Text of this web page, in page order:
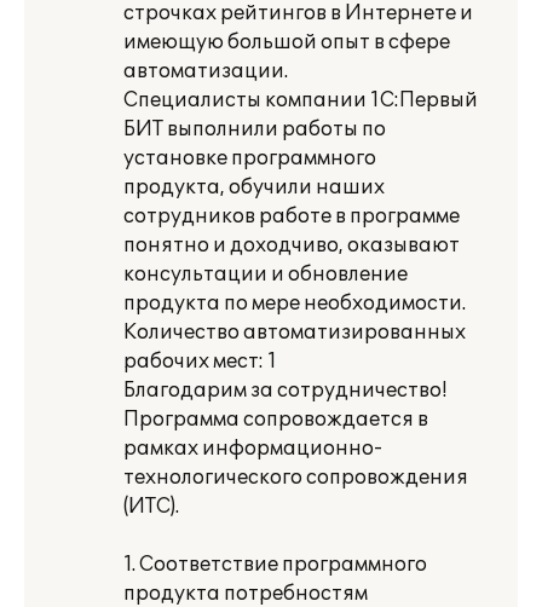
строчках рейтингов в Интернете и
имеющую большой опыт в сфере
автоматизации.
Специалисты компании 1С:Первый
БИТ выполнили работы по
установке программного
продукта, обучили наших
сотрудников работе в программе
понятно и доходчиво, оказывают
консультации и обновление
продукта по мере необходимости.
Количество автоматизированных
рабочих мест: 1
Благодарим за сотрудничество!
Программа сопровождается в
рамках информационно-
технологического сопровождения
(ИТС).
1. Соответствие программного
продукта потребностям